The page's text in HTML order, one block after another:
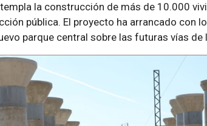
la construcción de más de 10.000
pública. El proyecto ha arrancado con
parque central sobre las futuras vías de